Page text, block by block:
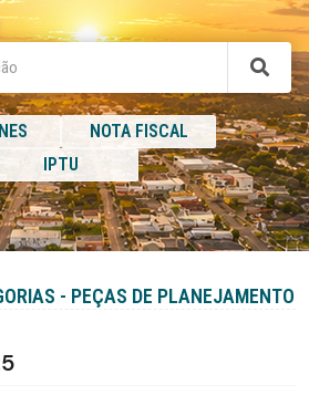
NOTA FISCAL
IPTU
- PEÇAS DE PLANEJAMENTO